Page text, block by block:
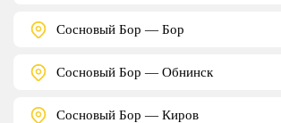
Сосновый Бор — Бор
Сосновый Бор — Обнинск
Сосновый Бор — Киров